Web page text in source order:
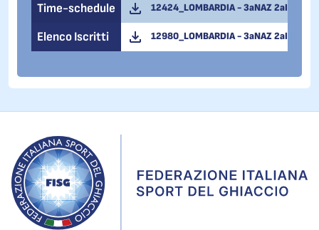
Time-schedule 12424_LOMBARDIA - 3aNAZ 2aINT 1 -
Elenco Iscritti 12980_LOMBARDIA - 3aNAZ 2aINT 1 -